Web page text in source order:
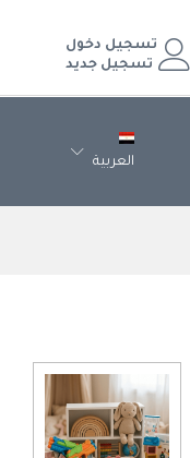
تسجيل دخول
تسجيل جديد
العربية